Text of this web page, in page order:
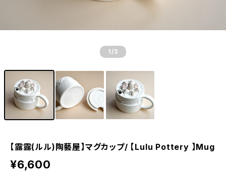
1 /3
【露露(ルル)陶藝屋】マグカップ/ 【Lulu Pottery 】Mug
¥6,600